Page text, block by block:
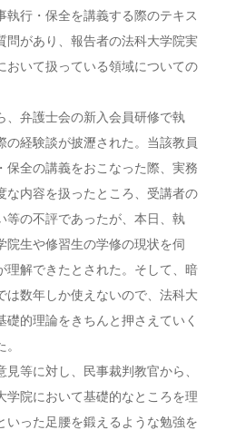
執行・保全を講義する際のテキス
問があり、報告者の法科大学院実
おいて扱っている領域についての
弁護士会の新入会員研修で執
の経験談が披瀝された。当該教員
保全の講義をおこなった際、実務
な内容を扱ったところ、受講者の
等の不評であったが、本日、執
院生や修習生の学修の現状を伺
理解できたとされた。そして、暗
は数年しか使えないので、法科大
的理論をきちんと押さえていく
等に対し、民事裁判教官から、
学院において基礎的なところを理
いった足腰を鍛えるような勉強を